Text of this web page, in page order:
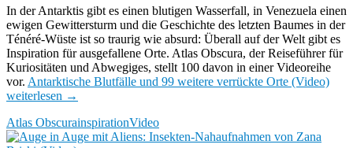
In der Antarktis gibt es einen blutigen Wasserfall, in Venezuela einen
ewigen Gewittersturm und die Geschichte des letzten Baumes in der
Ténéré-Wüste ist so traurig wie absurd: Überall auf der Welt gibt es
Inspiration für ausgefallene Orte. Atlas Obscura, der Reiseführer für
Kuriositäten und Abwegiges, stellt 100 davon in einer Videoreihe
vor. Antarktische Blutfälle und 99 weitere verrückte Orte (Video)
weiterlesen →
Atlas ObscurainspirationVideo